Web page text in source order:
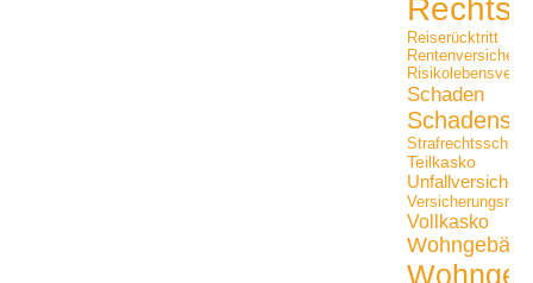
Reiserücktritt
Schaden
Strafrechtsschutz
Teilkasko
Vollkasko